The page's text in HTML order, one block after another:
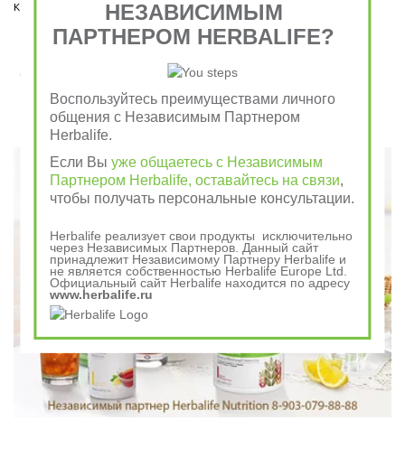
коем случае пропускать нельзя!
Завтрак съешь сам, обед раздели с другом, ужин
Говорили в древности
НЕЗАВИСИМЫМ
ПАРТНЕРОМ HERBALIFE?
Воспользуйтесь преимуществами личного
общения с Независимым Партнером
Herbalife.
Если Выуже общаетесь с Независимым
Партнером Herbalife, оставайтесь на связи,
чтобы получать персональные консультации.
Herbalife реализует свои продукты исключительно
через Независимых Партнеров. Данный сайт
принадлежит Независимому Партнеру Herbalife и
не является собственностью Herbalife Europe Ltd.
Официальный сайт Herbalife находится по адресу
www.herbalife.ru